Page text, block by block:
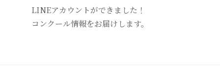
LINEアカウントができました！
コンクール情報をお届けします。